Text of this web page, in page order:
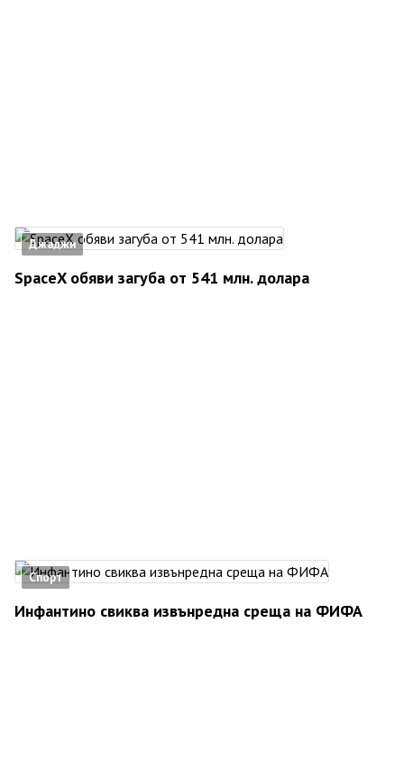
Джаджи
SpaceX обяви загуба от 541 млн. долара
Спорт
Инфантино свиква извънредна среща на ФИФА